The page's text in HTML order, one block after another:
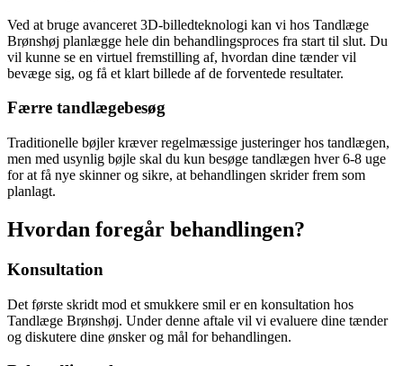
Ved at bruge avanceret 3D-billedteknologi kan vi hos Tandlæge
Brønshøj planlægge hele din behandlingsproces fra start til slut. Du
vil kunne se en virtuel fremstilling af, hvordan dine tænder vil
bevæge sig, og få et klart billede af de forventede resultater.
Færre tandlægebesøg
Traditionelle bøjler kræver regelmæssige justeringer hos tandlægen,
men med usynlig bøjle skal du kun besøge tandlægen hver 6-8 uge
for at få nye skinner og sikre, at behandlingen skrider frem som
planlagt.
Hvordan foregår behandlingen?
Konsultation
Det første skridt mod et smukkere smil er en konsultation hos
Tandlæge Brønshøj. Under denne aftale vil vi evaluere dine tænder
og diskutere dine ønsker og mål for behandlingen.